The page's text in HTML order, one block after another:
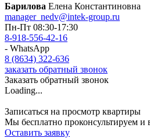
Барилова Елена Константиновна
manager_nedv@intek-group.ru
Пн-Пт 08:30-17:30
8-918-556-42-16
- WhatsApp
8 (8634) 322-636
заказать обратный звонок
Заказать обратный звонок
Loading...
Записаться на просмотр квартиры
Мы бесплатно проконсультируем и
Оставить заявку